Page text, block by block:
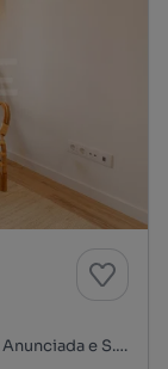
Baixa - Centro Histórico, S. Julião, N. S. da Anunciada e S. Maria da Graça, Setúbal, Setúbal